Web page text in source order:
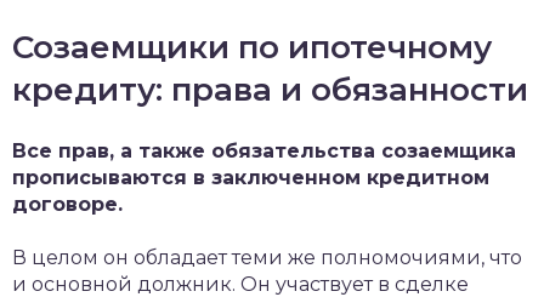
Созаемщики по ипотечному
кредиту: права и обязанности
Все прав, а также обязательства созаемщика
прописываются в заключенном кредитном
договоре.
В целом он обладает теми же полномочиями, что
и основной должник. Он участвует в сделке